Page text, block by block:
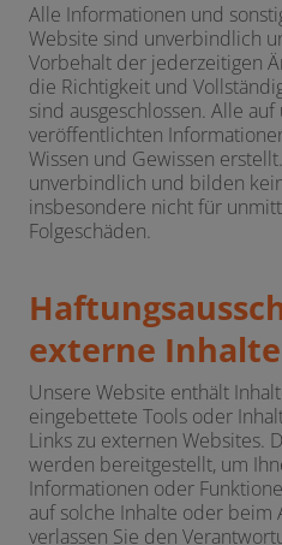
Alle Informationen und
Website sind unverbindlich
Vorbehalt der jederzeitigen
die Richtigkeit und
sind ausgeschlossen. Alle
veröffentlichten
Wissen und Gewissen
unverbindlich und bilden
insbesondere nicht für
Folgeschäden.
externe
Unsere Website enthält
eingebettete Tools oder
Links zu externen Websites.
werden bereitgestellt, um
Informationen oder
auf solche Inhalte oder beim
verlassen Sie den